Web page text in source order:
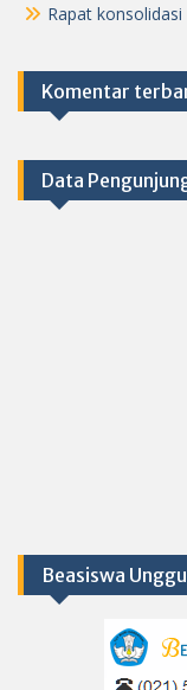
Rapat
Komentar
Data
Beasiswa